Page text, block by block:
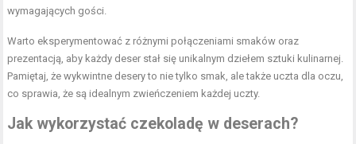
wymagających gości.
Warto eksperymentować z różnymi połączeniami smaków oraz
prezentacją, aby każdy deser stał się unikalnym dziełem sztuki kulinarnej.
Pamiętaj, że wykwintne desery to nie tylko smak, ale także uczta dla oczu,
co sprawia, że są idealnym zwieńczeniem każdej uczty.
Jak wykorzystać czekoladę w deserach?